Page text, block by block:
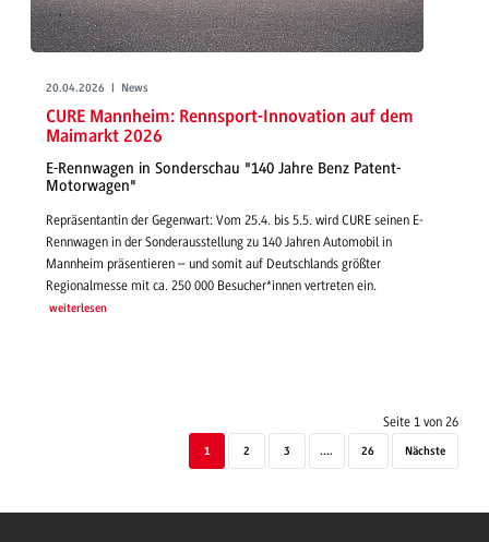
20.04.2026 | News
CURE Mannheim: Rennsport-Innovation auf dem
Maimarkt 2026
E-Rennwagen in Sonderschau "140 Jahre Benz Patent-
Motorwagen"
Repräsentantin der Gegenwart: Vom 25.4. bis 5.5. wird CURE seinen E-
Rennwagen in der Sonderausstellung zu 140 Jahren Automobil in
Mannheim präsentieren – und somit auf Deutschlands größter
Regionalmesse mit ca. 250 000 Besucher*innen vertreten ein.
weiterlesen
Seite 1 von 26
1 2 3 .... 26 Nächste